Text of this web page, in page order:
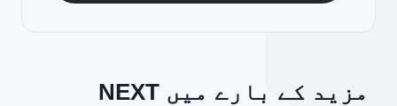
مزید کے بارے میں NEXT